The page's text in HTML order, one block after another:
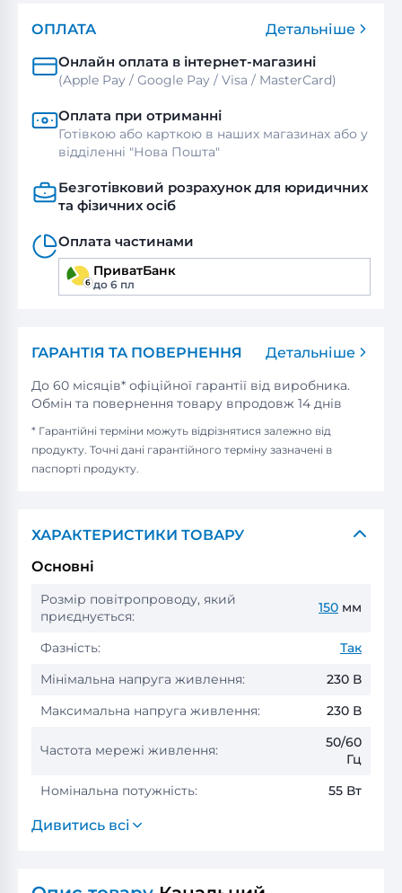
ОПЛАТА
Детальніше
Онлайн оплата в інтернет-магазині
(Apple Pay / Google Pay / Visa / MasterСard)
Оплата при отриманні
Готівкою або карткою в наших магазинах або у
відділенні "Нова Пошта"
Безготівковий розрахунок для юридичних
та фізичних осіб
Оплата частинами
ПриватБанк
до 6 пл
ГАРАНТІЯ ТА ПОВЕРНЕННЯ Детальніше
До 60 місяців* офіційної гарантії від виробника.
Обмін та повернення товару впродовж 14 днів
* Гарантійні терміни можуть відрізнятися залежно від
продукту. Точні дані гарантійного терміну зазначені в
паспорті продукту.
ХАРАКТЕРИСТИКИ ТОВАРУ
Основні
Розмір повітропроводу, який
приєднується:
150 мм
Фазність:
Так
Мінімальна напруга живлення:
230 В
Максимальна напруга живлення:
230 В
Частота мережі живлення:
50/60
Гц
Номінальна потужність:
55 Вт
Дивитись всі